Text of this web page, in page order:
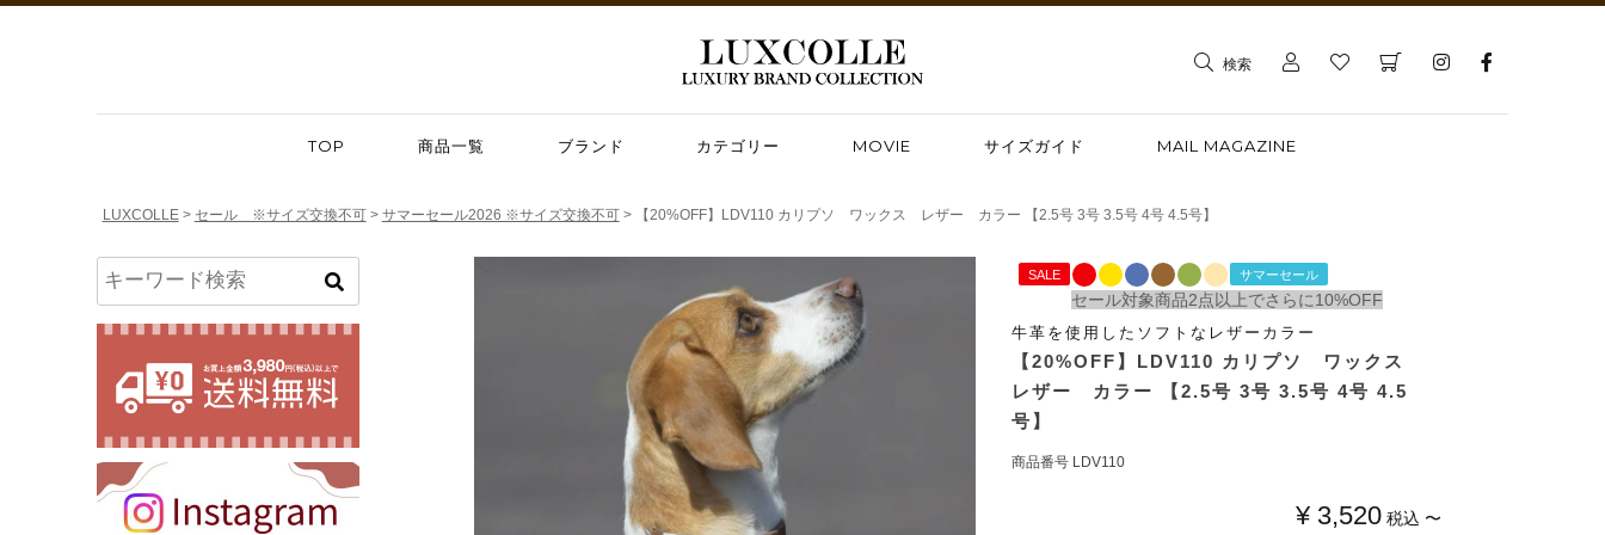
検索
TOP 商品一覧 ブランド カテゴリー MOVIE サイズガイド MAIL MAGAZINE
LUXCOLLE セール ※サイズ交換不可 サマーセール2026 ※サイズ交換不可 【20%OFF】LDV110 カリプソ ワックス レザー カラー 【2.5号 3号 3.5号 4号 4.5号】
SALE サマーセール
セール対象商品2点以上でさらに10%OFF
牛革を使用したソフトなレザーカラー
【20%OFF】LDV110 カリプソ ワックス
レザー カラー 【2.5号 3号 3.5号 4号 4.5
号】
商品番号 LDV110
¥ 3,520 税込 〜